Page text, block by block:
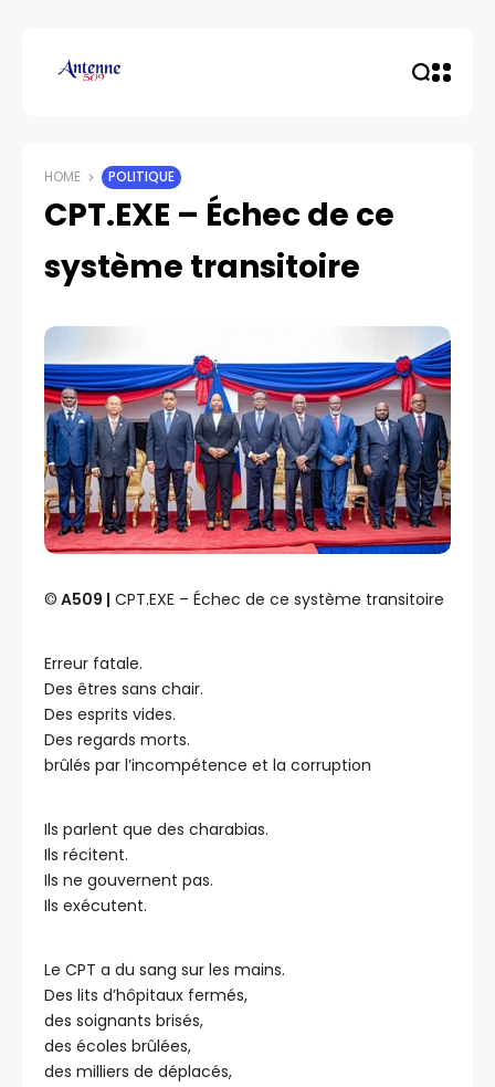
HOME POLITIQUE
CPT.EXE – Échec de ce
système transitoire
©️ A509 | CPT.EXE – Échec de ce système transitoire
Erreur fatale.
Des êtres sans chair.
Des esprits vides.
Des regards morts.
brûlés par l’incompétence et la corruption
Ils parlent que des charabias.
Ils récitent.
Ils ne gouvernent pas.
Ils exécutent.
Le CPT a du sang sur les mains.
Des lits d’hôpitaux fermés,
des soignants brisés,
des écoles brûlées,
des milliers de déplacés,